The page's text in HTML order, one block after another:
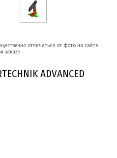
отличаться от фото на сайте.
заказе.
ADVANCED